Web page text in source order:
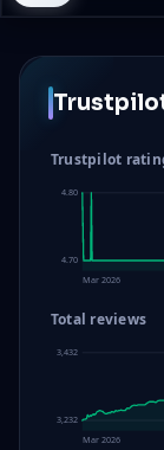
Trustpilot
4.80
4.70
Mar 2026
Total reviews
3,432
3,232
Mar 2026